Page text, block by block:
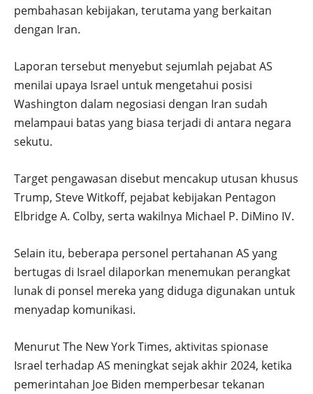
pembahasan kebijakan, terutama yang berkaitan
dengan Iran.
Laporan tersebut menyebut sejumlah pejabat AS
menilai upaya Israel untuk mengetahui posisi
Washington dalam negosiasi dengan Iran sudah
melampaui batas yang biasa terjadi di antara negara
sekutu.
Target pengawasan disebut mencakup utusan khusus
Trump, Steve Witkoff, pejabat kebijakan Pentagon
Elbridge A. Colby, serta wakilnya Michael P. DiMino IV.
Selain itu, beberapa personel pertahanan AS yang
bertugas di Israel dilaporkan menemukan perangkat
lunak di ponsel mereka yang diduga digunakan untuk
menyadap komunikasi.
Menurut The New York Times, aktivitas spionase
Israel terhadap AS meningkat sejak akhir 2024, ketika
pemerintahan Joe Biden memperbesar tekanan